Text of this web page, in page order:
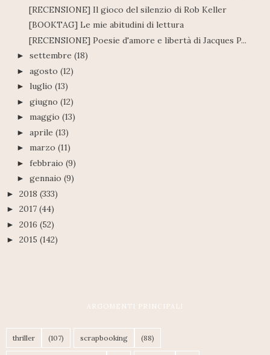
[RECENSIONE] Il gioco del silenzio di Rob Keller
[BOOKTAG] Le mie abitudini di lettura
[RECENSIONE] Poesie d'amore e libertà di Jacques P...
► settembre (18)
► agosto (12)
► luglio (13)
► giugno (12)
► maggio (13)
► aprile (13)
► marzo (11)
► febbraio (9)
► gennaio (9)
► 2018 (333)
► 2017 (44)
► 2016 (52)
► 2015 (142)
ARGOMENTI PRINCIPALI
thriller (107) scrapbooking (88)